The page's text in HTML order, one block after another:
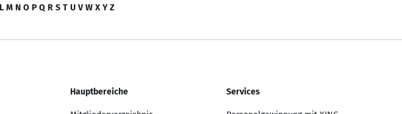
L M N O P Q R S T U V W X Y Z
Hauptbereiche Services